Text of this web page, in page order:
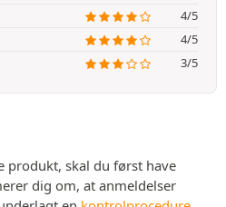
4/5
4/5
3/5
produkt, skal du først have
dig om, at anmeldelser